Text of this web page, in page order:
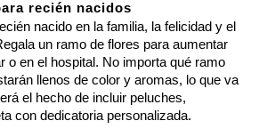
recién nacidos
nacido en la familia, la felicidad y el
un ramo de flores para aumentar
o en el hospital. No importa qué ramo
llenos de color y aromas, lo que va
el hecho de incluir peluches,
con dedicatoria personalizada.